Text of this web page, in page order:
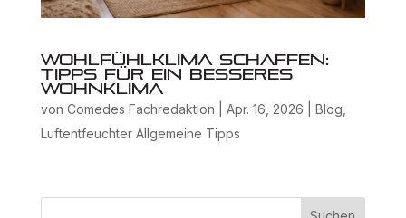
Wohlfühlklima schaffen:
Tipps für ein besseres
Wohnklima
von Comedes Fachredaktion Apr. 16, 2026 Blog
Luftentfeuchter Allgemeine Tipps